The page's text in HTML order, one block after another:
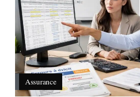
Assurance